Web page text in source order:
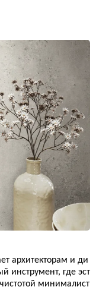
архитекторам и ди
инструмент, где эст
минималист